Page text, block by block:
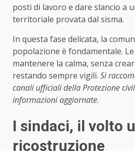
posti di lavoro e dare slancio a
territoriale provata dal sisma.
In questa fase delicata, la
popolazione è fondamentale.
mantenere la calma, senza
restando sempre vigili. Si
canali ufficiali della Protezione
informazioni aggiornate.
I sindaci, il volto
ricostruzione